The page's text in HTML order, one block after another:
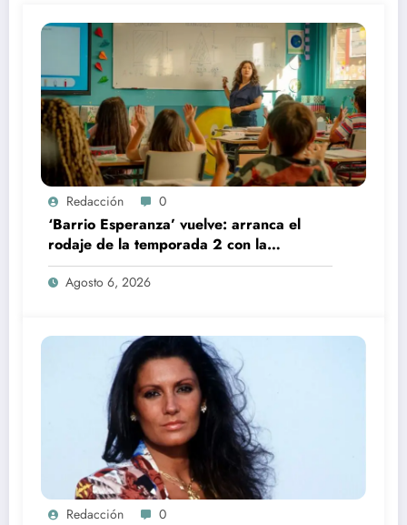
Redacción 0
‘Barrio Esperanza’ vuelve: arranca el
rodaje de la temporada 2 con la
incorporación de María Castro
Agosto 6, 2026
Redacción 0